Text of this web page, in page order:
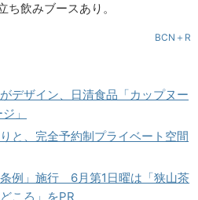
飲みブースあり。
BCN＋R
デザイン、日清食品「カップヌー
」
と、完全予約制プライベート空間
条例」施行 6月第1日曜は「狭山茶
ころ」をPR